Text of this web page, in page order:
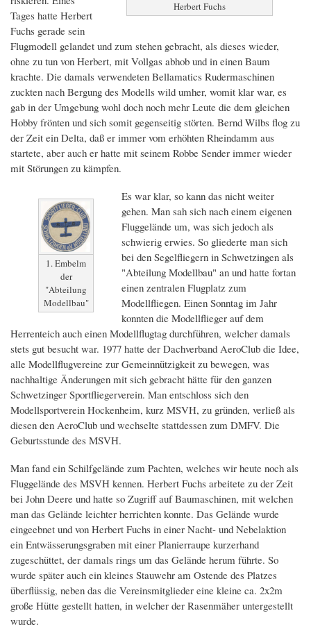
Herbert Fuchs
Tages hatte Herbert
Fuchs gerade sein
Flugmodell gelandet und zum stehen gebracht, als dieses wieder,
ohne zu tun von Herbert, mit Vollgas abhob und in einen Baum
krachte. Die damals verwendeten Bellamatics Rudermaschinen
zuckten nach Bergung des Modells wild umher, womit klar war, es
gab in der Umgebung wohl doch noch mehr Leute die dem gleichen
Hobby frönten und sich somit gegenseitig störten. Bernd Wilbs flog zu
der Zeit ein Delta, daß er immer vom erhöhten Rheindamm aus
startete, aber auch er hatte mit seinem Robbe Sender immer wieder
mit Störungen zu kämpfen.
1. Embelm
der
"Abteilung
Modellbau"
Es war klar, so kann das nicht weiter
gehen. Man sah sich nach einem eigenen
Fluggelände um, was sich jedoch als
schwierig erwies. So gliederte man sich
bei den Segelfliegern in Schwetzingen als
"Abteilung Modellbau" an und hatte fortan
einen zentralen Flugplatz zum
Modellfliegen. Einen Sonntag im Jahr
konnten die Modellflieger auf dem
Herrenteich auch einen Modellflugtag durchführen, welcher damals
stets gut besucht war. 1977 hatte der Dachverband AeroClub die Idee,
alle Modellflugvereine zur Gemeinnützigkeit zu bewegen, was
nachhaltige Änderungen mit sich gebracht hätte für den ganzen
Schwetzinger Sportfliegerverein. Man entschloss sich den
Modellsportverein Hockenheim, kurz MSVH, zu gründen, verließ als
diesen den AeroClub und wechselte stattdessen zum DMFV. Die
Geburtsstunde des MSVH.
Man fand ein Schilfgelände zum Pachten, welches wir heute noch als
Fluggelände des MSVH kennen. Herbert Fuchs arbeitete zu der Zeit
bei John Deere und hatte so Zugriff auf Baumaschinen, mit welchen
man das Gelände leichter herrichten konnte. Das Gelände wurde
eingeebnet und von Herbert Fuchs in einer Nacht- und Nebelaktion
ein Entwässerungsgraben mit einer Planierraupe kurzerhand
zugeschüttet, der damals rings um das Gelände herum führte. So
wurde später auch ein kleines Stauwehr am Ostende des Platzes
überflüssig, neben das die Vereinsmitglieder eine kleine ca. 2x2m
große Hütte gestellt hatten, in welcher der Rasenmäher untergestellt
wurde.